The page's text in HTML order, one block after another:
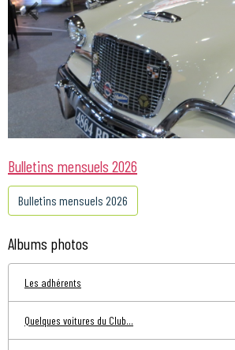
Bulletins mensuels 2026
Bulletins mensuels 2026
Albums photos
Les adhérents
Quelques voitures du Club...